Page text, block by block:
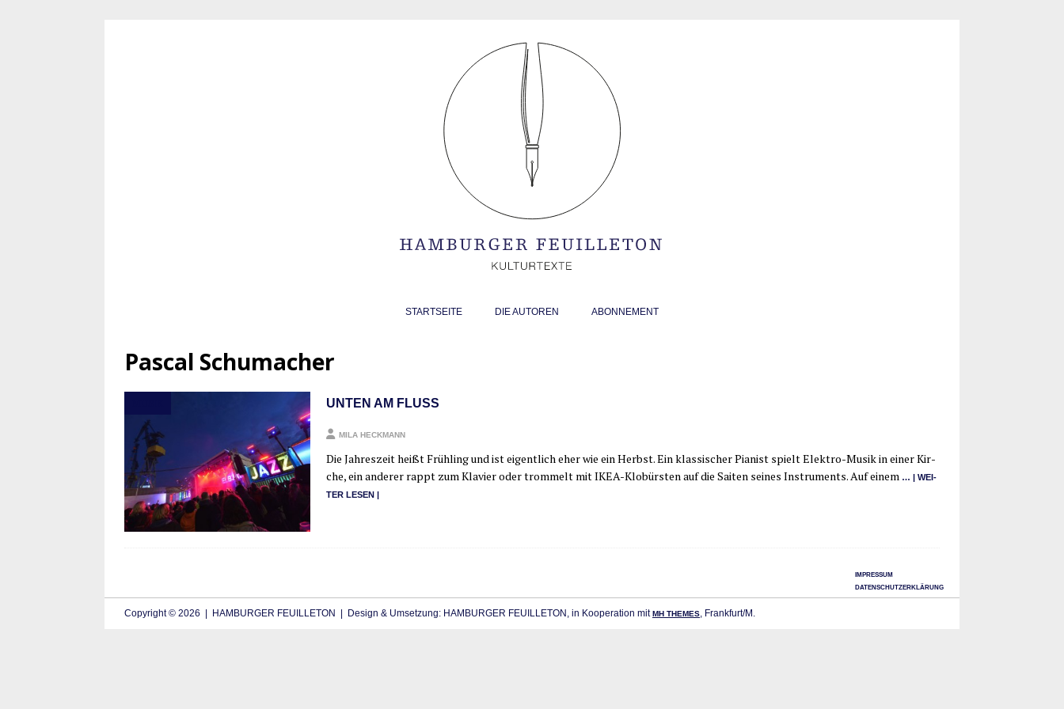
STARTSEITE DIE AUTOREN ABONNEMENT
Pascal Schumacher
UNTEN AM FLUSS
MILA HECKMANN
Die Jah­res­zeit heißt Früh­ling und ist eigent­lich eher wie ein Herbst. Ein klas­si­scher Pia­nist spielt Elek­­t­ro-Musik in einer Kir­
che, ein ande­rer rappt zum Kla­vier oder trom­melt mit IKEA-Klo­­bürs­­ten auf die Sai­ten sei­nes Instru­ments. Auf einem … | WEI­
TER LESEN |
IMPRESSUM
DATENSCHUTZERKLÄRUNG
Copyright © 2026 | HAMBURGER FEUILLETON | Design & Umsetzung: HAMBURGER FEUILLETON, in Kooperation mitMH THEMES , Frankfurt/M.